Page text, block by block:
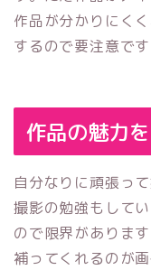
作品が分かりにく
するので要注意です
作品の魅力
自分なりに頑張っ
撮影の勉強もして
ので限界がありま
補ってくれるのが画